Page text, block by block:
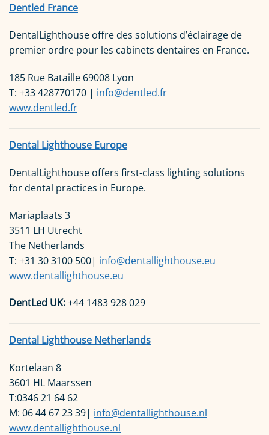
Dentled France
DentalLighthouse offre des solutions d’éclairage de
premier ordre pour les cabinets dentaires en France.
185 Rue Bataille 69008 Lyon
T: +33 428770170 | info@dentled.fr
www.dentled.fr
Dental Lighthouse Europe
DentalLighthouse offers first-class lighting solutions
for dental practices in Europe.
Mariaplaats 3
3511 LH Utrecht
The Netherlands
T: +31 30 3100 500| info@dentallighthouse.eu
www.dentallighthouse.eu
DentLed UK:+44 1483 928 029
Dental Lighthouse Netherlands
Kortelaan 8
3601 HL Maarssen
T:0346 21 64 62
M: 06 44 67 23 39| info@dentallighthouse.nl
www.dentallighthouse.nl